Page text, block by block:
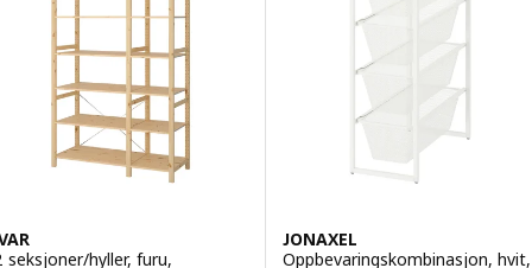
seksjoner/hyller, furu,
JONAXEL
Oppbevaringskombinasjon, hvit,